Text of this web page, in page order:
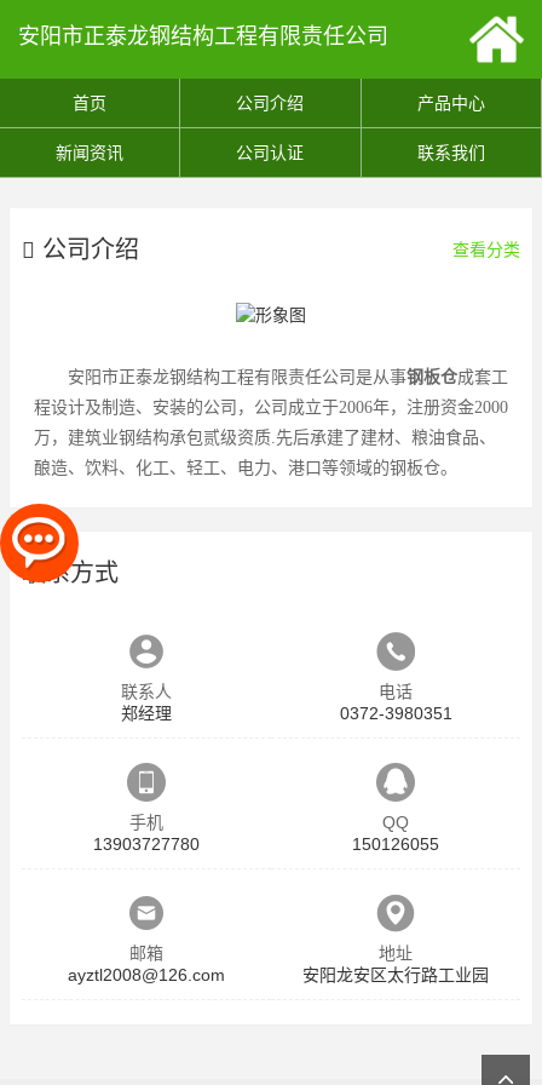
安阳市正泰龙钢结构工程有限责任公司
首页 公司介绍 产品中心
新闻资讯 公司认证 联系我们
公司介绍 查看分类
安阳市正泰龙钢结构工程有限责任公司是从事钢板仓成套工
程设计及制造、安装的公司，公司成立于2006年，注册资金2000
万，建筑业钢结构承包贰级资质.先后承建了建材、粮油食品、
酿造、饮料、化工、轻工、电力、港口等领域的钢板仓。
联系方式
联系人
郑经理
电话
0372-3980351
手机
13903727780
QQ
150126055
邮箱
ayztl2008@126.com
地址
安阳龙安区太行路工业园